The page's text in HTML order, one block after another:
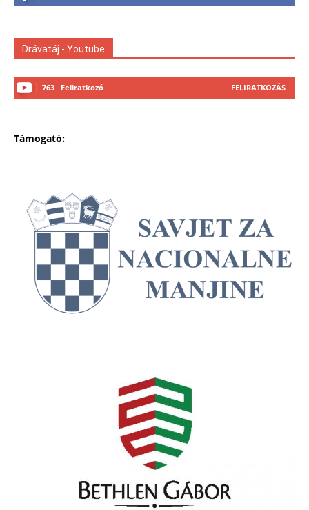
Drávatáj - Youtube
763 Feliratkozó FELIRATKOZÁS
Támogató: